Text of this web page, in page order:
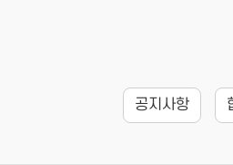
공지사항